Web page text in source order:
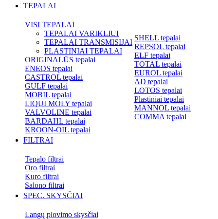
TEPALAI
VISI TEPALAI
TEPALAI VARIKLIUI
TEPALAI TRANSMISIJAI
PLASTINIAI TEPALAI
ORIGINALŪS tepalai
ENEOS tepalai
CASTROL tepalai
GULF tepalai
MOBIL tepalai
LIQUI MOLY tepalai
VALVOLINE tepalai
BARDAHL tepalai
KROON-OIL tepalai
SHELL tepalai
REPSOL tepalai
ELF tepalai
TOTAL tepalai
EUROL tepalai
AD tepalai
LOTOS tepalai
Plastiniai tepalai
MANNOL tepalai
COMMA tepalai
FILTRAI
Tepalo filtrai
Oro filtrai
Kuro filtrai
Salono filtrai
SPEC. SKYSČIAI
Langų plovimo skysčiai